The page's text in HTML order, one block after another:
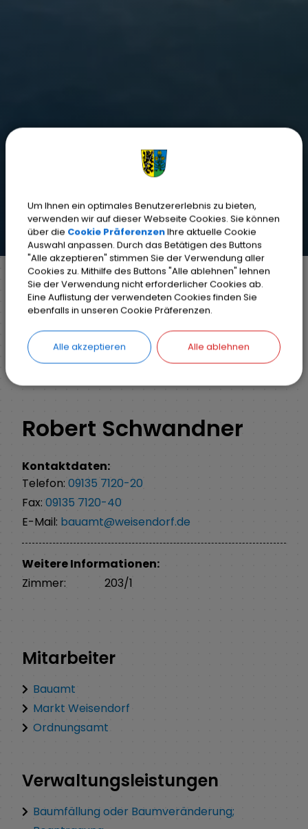
Markt Weisendorf Bürgerinfo
Rathaus
Mitarbeiter A-Z
Detail
ZURÜCK
Robert Schwandner
Kontaktdaten:
Telefon: 09135 7120-20
Fax: 09135 7120-40
E-Mail: bauamt@weisendorf.de
Weitere Informationen:
Zimmer:
203/1
Mitarbeiter
Bauamt
Markt Weisendorf
Ordnungsamt
Verwaltungsleistungen
Baumfällung oder Baumveränderung;
Um Ihnen ein optimales Benutzererlebnis zu bieten,
verwenden wir auf dieser Webseite Cookies. Sie können
über die Cookie PräferenzenIhre aktuelle Cookie
Auswahl anpassen. Durch das Betätigen des Buttons
"Alle akzeptieren" stimmen Sie der Verwendung aller
Cookies zu. Mithilfe des Buttons "Alle ablehnen" lehnen
Sie der Verwendung nicht erforderlicher Cookies ab.
Eine Auflistung der verwendeten Cookies finden Sie
ebenfalls in unseren Cookie Präferenzen.
Alle akzeptieren Alle ablehnen